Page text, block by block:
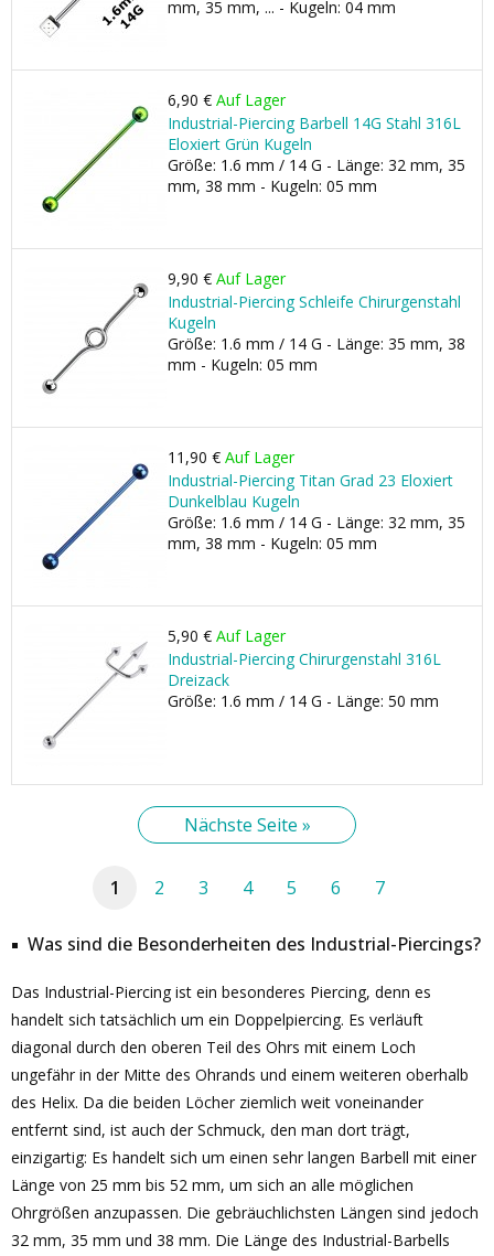
mm, 35 mm, ... - Kugeln: 04 mm
6,90 € Auf Lager
Industrial-Piercing Barbell 14G Stahl 316L
Eloxiert Grün Kugeln
Größe: 1.6 mm / 14 G - Länge: 32 mm, 35
mm, 38 mm - Kugeln: 05 mm
9,90 € Auf Lager
Industrial-Piercing Schleife Chirurgenstahl
Kugeln
Größe: 1.6 mm / 14 G - Länge: 35 mm, 38
mm - Kugeln: 05 mm
11,90 € Auf Lager
Industrial-Piercing Titan Grad 23 Eloxiert
Dunkelblau Kugeln
Größe: 1.6 mm / 14 G - Länge: 32 mm, 35
mm, 38 mm - Kugeln: 05 mm
5,90 € Auf Lager
Industrial-Piercing Chirurgenstahl 316L
Dreizack
Größe: 1.6 mm / 14 G - Länge: 50 mm
Nächste Seite »
1 2 3 4 5 6 7
Was sind die Besonderheiten des Industrial-Piercings?
Das Industrial-Piercing ist ein besonderes Piercing, denn es
handelt sich tatsächlich um ein Doppelpiercing. Es verläuft
diagonal durch den oberen Teil des Ohrs mit einem Loch
ungefähr in der Mitte des Ohrands und einem weiteren oberhalb
des Helix. Da die beiden Löcher ziemlich weit voneinander
entfernt sind, ist auch der Schmuck, den man dort trägt,
einzigartig: Es handelt sich um einen sehr langen Barbell mit einer
Länge von 25 mm bis 52 mm, um sich an alle möglichen
Ohrgrößen anzupassen. Die gebräuchlichsten Längen sind jedoch
32 mm, 35 mm und 38 mm. Die Länge des Industrial-Barbells